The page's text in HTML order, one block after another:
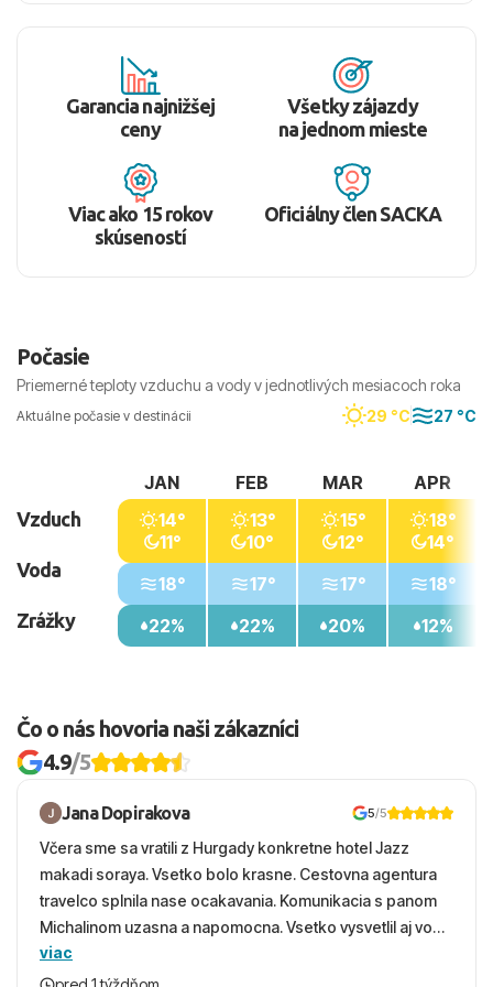
Garancia najnižšej
ceny
Všetky zájazdy
na jednom mieste
Viac ako 15 rokov
skúseností
Oficiálny člen SACKA
Počasie
Priemerné teploty vzduchu a vody v jednotlivých mesiacoch roka
Aktuálne počasie v destinácii 29 °C 27 °C
Vzduch
Voda
Zrážky
JAN
14°
11°
18°
22%
FEB
13°
10°
17°
22%
MAR
15°
12°
17°
20%
APR
18°
14°
18°
12%
Čo o nás hovoria naši zákazníci
4.9/5
Jana Dopirakova 5/5
Včera sme sa vratili z Hurgady konkretne hotel Jazz
makadi soraya. Vsetko bolo krasne. Cestovna agentura
travelco splnila nase ocakavania. Komunikacia s panom
Michalinom uzasna a napomocna. Vsetko vysvetlil aj vo
vecernych hodinach zaco sa ospravedlnujem. Hotel
krasny, cisty. Sluzby top. Strava, prostredie, more,
viac